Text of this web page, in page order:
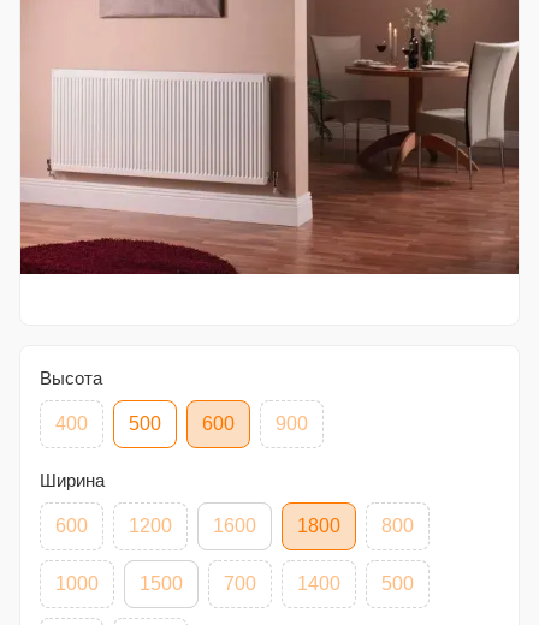
Высота
400 500 600 900
Ширина
600 1200 1600 1800 800
1000 1500 700 1400 500